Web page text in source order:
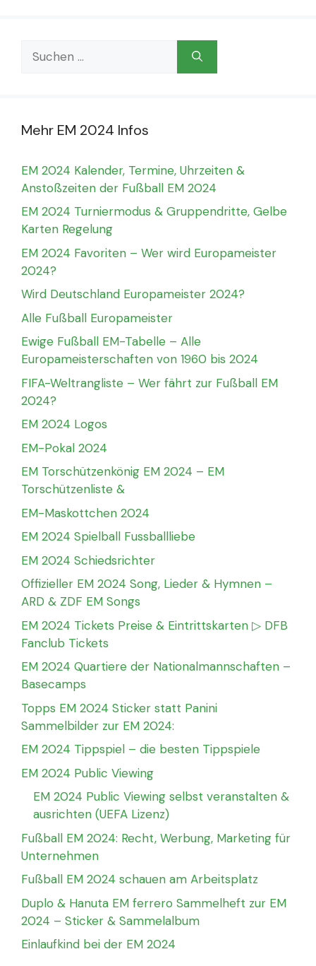
Suchen
nach:
Mehr EM 2024 Infos
EM 2024 Kalender, Termine, Uhrzeiten &
Anstoßzeiten der Fußball EM 2024
EM 2024 Turniermodus & Gruppendritte, Gelbe
Karten Regelung
EM 2024 Favoriten – Wer wird Europameister
2024?
Wird Deutschland Europameister 2024?
Alle Fußball Europameister
Ewige Fußball EM-Tabelle – Alle
Europameisterschaften von 1960 bis 2024
FIFA-Weltrangliste – Wer fährt zur Fußball EM
2024?
EM 2024 Logos
EM-Pokal 2024
EM Torschützenkönig EM 2024 – EM
Torschützenliste &
EM-Maskottchen 2024
EM 2024 Spielball Fussballliebe
EM 2024 Schiedsrichter
Offizieller EM 2024 Song, Lieder & Hymnen –
ARD & ZDF EM Songs
EM 2024 Tickets Preise & Eintrittskarten ▷ DFB
Fanclub Tickets
EM 2024 Quartiere der Nationalmannschaften –
Basecamps
Topps EM 2024 Sticker statt Panini
Sammelbilder zur EM 2024:
EM 2024 Tippspiel – die besten Tippspiele
EM 2024 Public Viewing
EM 2024 Public Viewing selbst veranstalten &
ausrichten (UEFA Lizenz)
Fußball EM 2024: Recht, Werbung, Marketing für
Unternehmen
Fußball EM 2024 schauen am Arbeitsplatz
Duplo & Hanuta EM ferrero Sammelheft zur EM
2024 – Sticker & Sammelalbum
Einlaufkind bei der EM 2024